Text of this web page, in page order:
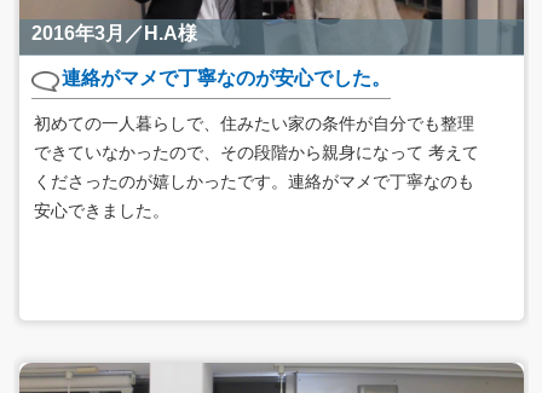
2016年3月／H.A様
連絡がマメで丁寧なのが安心でした。
初めての一人暮らしで、住みたい家の条件が自分でも整理
できていなかったので、その段階から親身になって 考えて
くださったのが嬉しかったです。連絡がマメで丁寧なのも
安心できました。